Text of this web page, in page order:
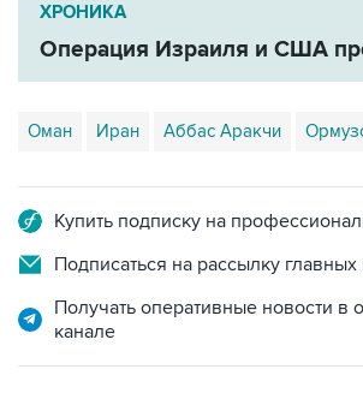
ХРОНИКА
Операция Израиля и США
Оман Иран Аббас Аракчи
Купить подписку на
Подписаться на рассылку главных
Получать оперативные новости в
канале